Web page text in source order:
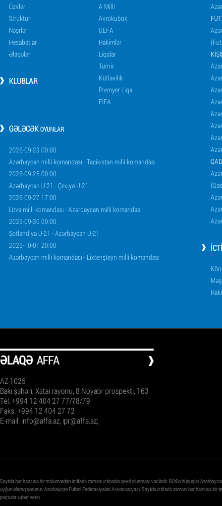
Üzvlər
Struktur
Nəşrlər
Hesabatlar
Əlaqələr
KLUBLAR
A Milli
Avrokubok
UEFA
Hakimlər
Liqalar
Turnir
Kütləvilik
Premyer Liqa
FİFA
GƏLƏCƏKOYUNLAR
2026-09-23 00:00
Azərbaycan milli komandası - Tacikistan milli komandası
2026-09-25 00:00
Azərbaycan U-21 - Çexiya U-21
2026-09-27 17:00
Litva milli komandası - Azərbaycan milli komandası
2026-09-30 00:00
Şotlandiya U-21 - Azərbaycan U-21
2026-10-01 20:00
Azərbaycan milli komandası - Lixtenşteyn milli komandası
ƏLAQƏ AFFA
AZ 1025
Bakı şəhəri, Xətai rayonu, 8 Noyabr prospekti, 163
Tel: +994 12 404 27 77/78/79
Faks: +994 12 404 27 72
E-mail: info@affa.az, ipr@affa.az;
Saytda hər hansısa bir məlumatdan istifadə zamanı istinadın qeyd olunması vacibdir. Bütün hüquqlar
uyğun olaraq qorunur. Azərbaycan Futbol Federasiyaları Assosiasiyası. Saytda istifadə zamanı hər hansısa
poçtuna xəbər verin.